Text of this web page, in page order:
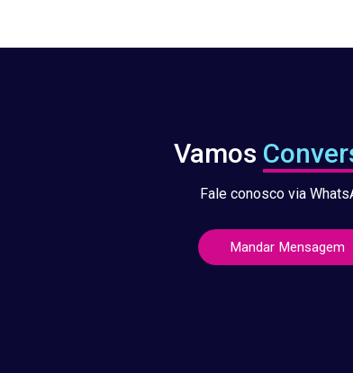
Vamos
Fale conosco via
Mandar Mensagem